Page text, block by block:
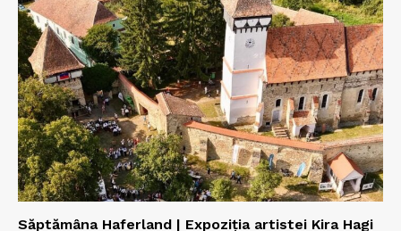
Săptămâna Haferland | Expoziţia artistei Kira Hagi